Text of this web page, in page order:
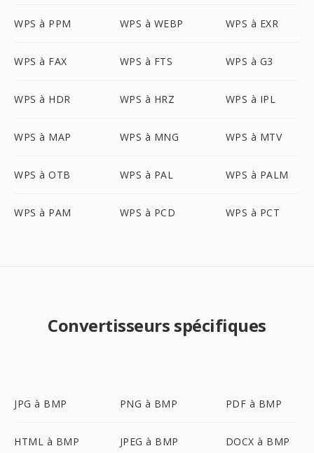
WPS à PPM WPS à WEBP WPS à EXR
WPS à FAX WPS à FTS WPS à G3
WPS à HDR WPS à HRZ WPS à IPL
WPS à MAP WPS à MNG WPS à MTV
WPS à OTB WPS à PAL WPS à PALM
WPS à PAM WPS à PCD WPS à PCT
Convertisseurs spécifiques
JPG à BMP PNG à BMP PDF à BMP
HTML à BMP JPEG à BMP DOCX à BMP